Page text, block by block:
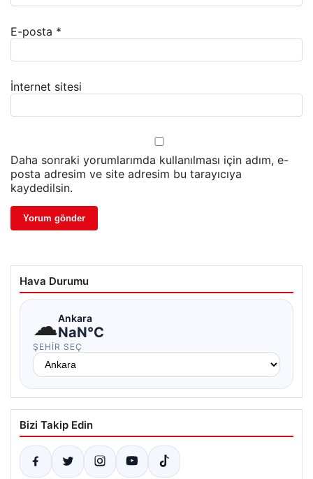
E-posta *
İnternet sitesi
Daha sonraki yorumlarımda kullanılması için adım, e-
posta adresim ve site adresim bu tarayıcıya
kaydedilsin.
Hava Durumu
☁Ankara
NaN°C
ŞEHIR SEÇ
Bizi Takip Edin